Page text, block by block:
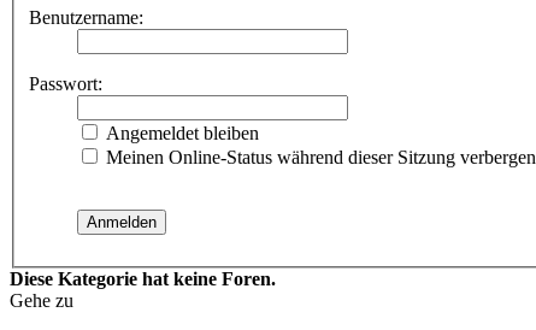
Benutzername:
Passwort:
Angemeldet bleiben
Meinen Online-Status während dieser Sitzung verbergen
Diese Kategorie hat keine Foren.
Gehe zu